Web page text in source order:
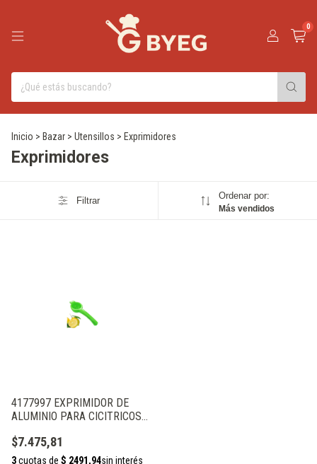
0
Inicio > Bazar > Utensillos > Exprimidores
Exprimidores
Filtrar Ordenar por:
Más vendidos
4177997 EXPRIMIDOR DE
ALUMINIO PARA CICITRICOS
$7.475,81